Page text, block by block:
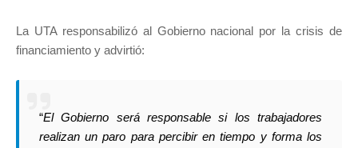
La UTA responsabilizó al Gobierno nacional por la crisis de
financiamiento y advirtió:
“El Gobierno será responsable si los trabajadores
realizan un paro para percibir en tiempo y forma los